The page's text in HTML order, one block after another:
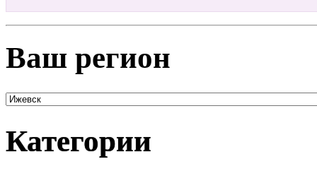
Ваш регион
Категории